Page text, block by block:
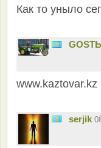
Как то уныло
serjik